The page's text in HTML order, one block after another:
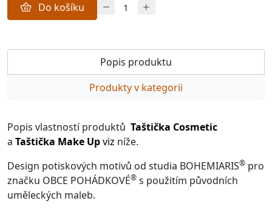
Do košíku
Popis produktu
Produkty v kategorii
Popis vlastností produktů Taštička Cosmetic
a Taštička Make Upviz níže.
Design potiskových motivů od studia BOHEMIARIS® pro
značku OBCE POHÁDKOVÉ® s použitím původních
uměleckých maleb.